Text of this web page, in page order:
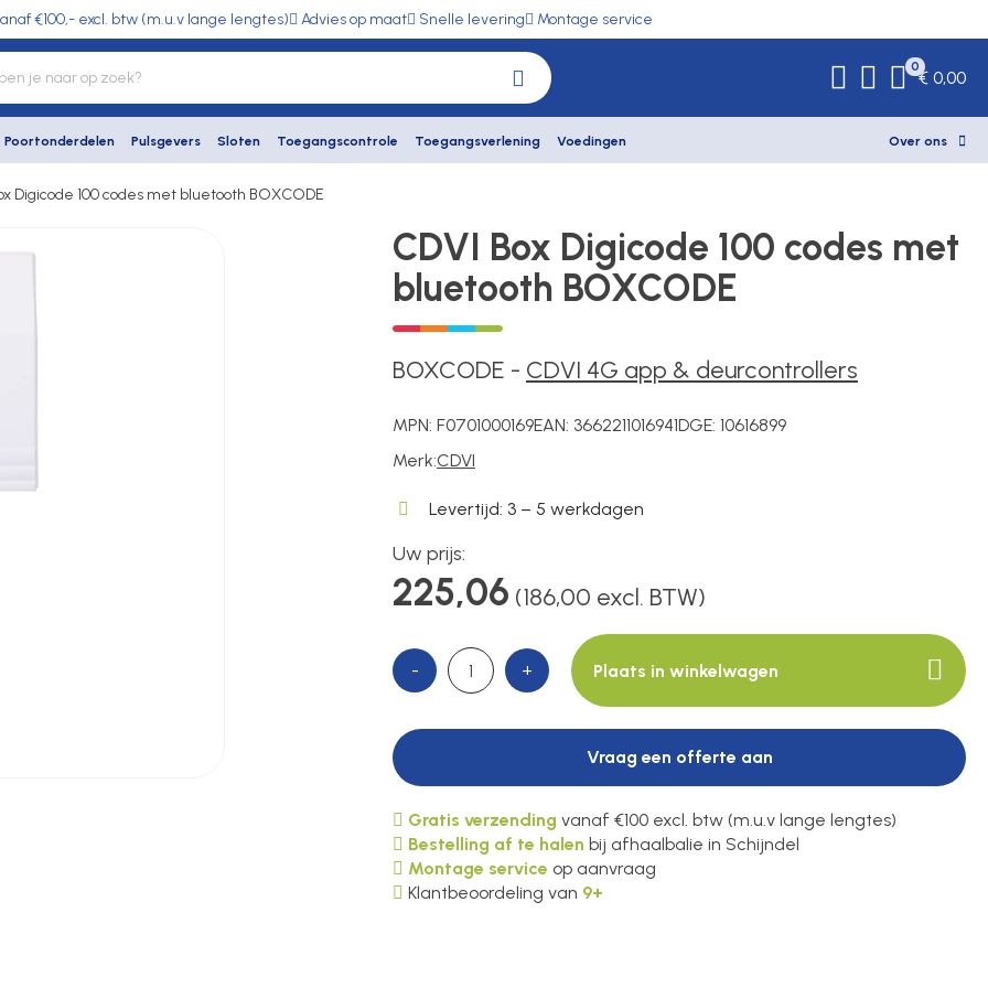
€100,- excl. btw (m.u.v lange lengtes) Advies op maat Snelle levering Montage service
0
€ 0,00
Poortonderdelen Pulsgevers Sloten Toegangscontrole Toegangsverlening Voedingen Over ons
Digicode 100 codes met bluetooth BOXCODE
CDVI Box Digicode 100 codes met
bluetooth BOXCODE
BOXCODE - CDVI 4G app & deurcontrollers
MPN: F0701000169EAN: 3662211016941DGE: 10616899
Merk:CDVI
Levertijd: 3 – 5 werkdagen
Uw prijs:
225,06 (186,00 excl. BTW)
- + Plaats in winkelwagen
Vraag een offerte aan
Gratis verzending vanaf €100 excl. btw (m.u.v lange lengtes)
Bestelling af te halen bij afhaalbalie in Schijndel
Montage service op aanvraag
Klantbeoordeling van 9+